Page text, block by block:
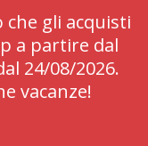
gli acquisti
a partire dal
24/08/2026.
vacanze!